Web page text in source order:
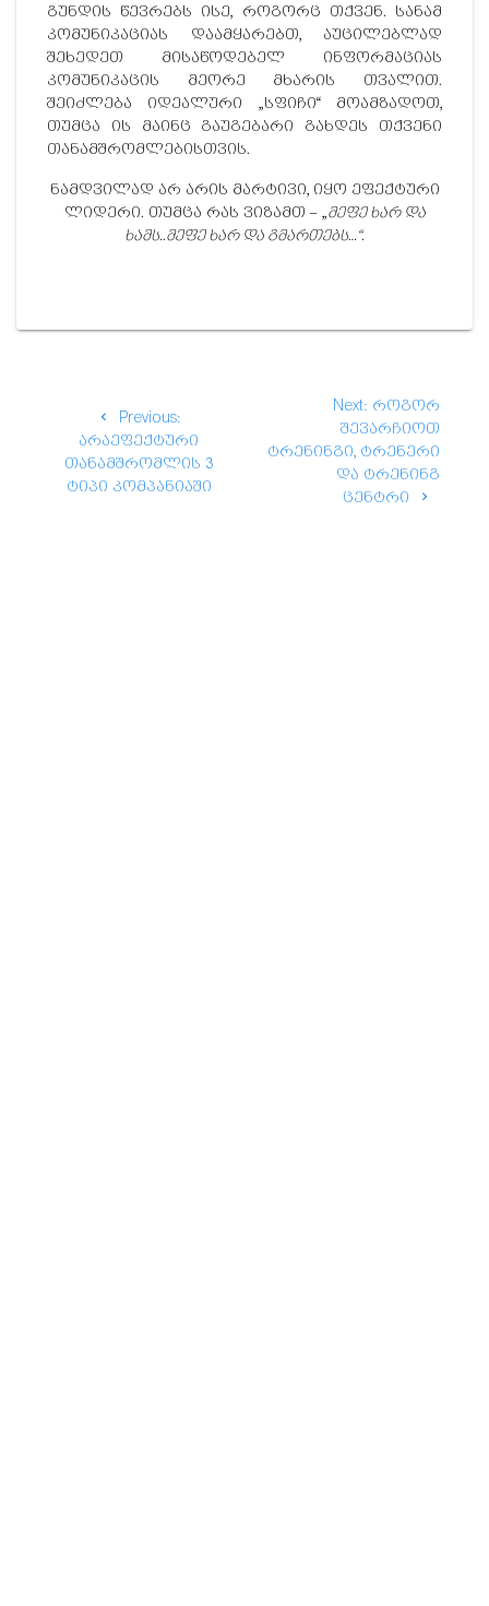
გუნდის წევრებს ისე, როგორც თქვენ. სანამ
კომუნიკაციას დაამყარებთ, აუცილებლად
შეხედეთ მისაწოდებელ ინფორმაციას
კომუნიკაცის მეორე მხარის თვალით.
შეიძლება იდეალური „სფიჩი“ მოამზადოთ,
თუმცა ის მაინც გაუგებარი გახდეს თქვენი
თანამშრომლებისთვის.
ნამდვილად არ არის მარტივი, იყო ეფექტური
ლიდერი. თუმცა რას ვიზამთ – „მეფე ხარ და
ხამს..მეფე ხარ და გმართებს…“.
navigation
Previous:
post:
არაეფექტური
თანამშრომლის 3
ტიპი კომპანიაში
Next: Next
post:
როგორ
შევარჩიოთ
ტრენინგი, ტრენერი
და ტრენინგ
ცენტრი